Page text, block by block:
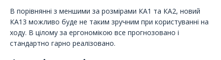
В порівнянні з меншими за розмірами КА1 та КА2, новий
КА13 можливо буде не таким зручним при користуванні на
ходу. В цілому за ергономікою все прогнозовано і
стандартно гарно реалізовано.